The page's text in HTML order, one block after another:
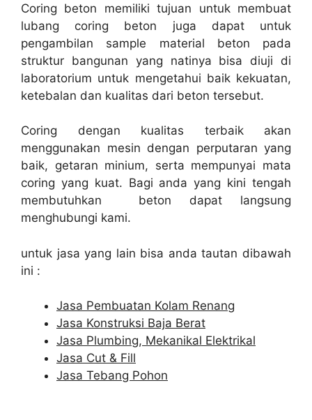
Coring beton memiliki tujuan untuk membuat
lubang coring beton juga dapat untuk
pengambilan sample material beton pada
struktur bangunan yang natinya bisa diuji di
laboratorium untuk mengetahui baik kekuatan,
ketebalan dan kualitas dari beton tersebut.
Coring dengan kualitas terbaik akan
menggunakan mesin dengan perputaran yang
baik, getaran minium, serta mempunyai mata
coring yang kuat. Bagi anda yang kini tengah
membutuhkan beton dapat langsung
menghubungi kami.
untuk jasa yang lain bisa anda tautan dibawah
ini :
Jasa Pembuatan Kolam Renang
Jasa Konstruksi Baja Berat
Jasa Plumbing, Mekanikal Elektrikal
Jasa Cut & Fill
Jasa Tebang Pohon